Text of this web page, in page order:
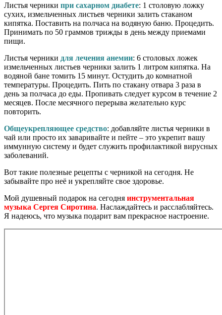
Листья черники при сахарном диабете: 1 столовую ложку
сухих, измельченных листьев черники залить стаканом
кипятка. Поставить на полчаса на водяную баню. Процедить.
Принимать по 50 граммов трижды в день между приемами
пищи.
Листья черники для лечения анемии: 6 столовых ложек
измельченных листьев черники залить 1 литром кипятка. На
водяной бане томить 15 минут. Остудить до комнатной
температуры. Процедить. Пить по стакану отвара 3 раза в
день за полчаса до еды. Пропивать следует курсом в течение 2
месяцев. После месячного перерыва желательно курс
повторить.
Общеукрепляющее средство: добавляйте листья черники в
чай или просто их заваривайте и пейте – это укрепит вашу
иммунную систему и будет служить профилактикой вирусных
заболеваний.
Вот такие полезные рецепты с черникой на сегодня. Не
забывайте про неё и укрепляйте свое здоровье.
Мой душевный подарок на сегодня инструментальная
музыка Сергея Сиротина. Наслаждайтесь и расслабляйтесь.
Я надеюсь, что музыка подарит вам прекрасное настроение.